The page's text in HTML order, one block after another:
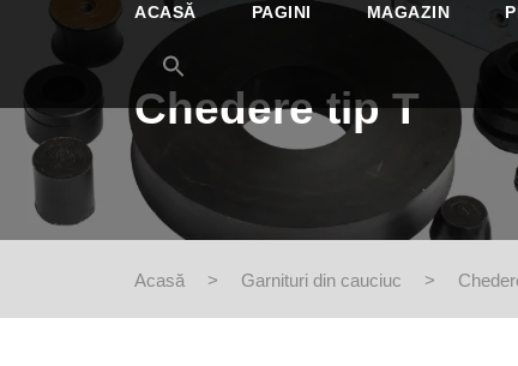
ACASĂ PAGINI MAGAZIN
Chedere tip T
Acasă > Garnituri din cauciuc >